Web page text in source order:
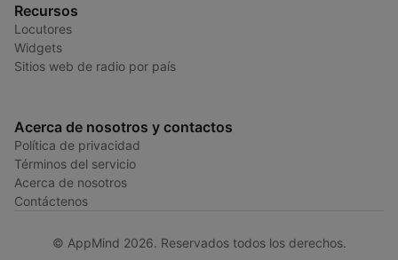
Recursos
Locutores
Widgets
Sitios web de radio por país
Acerca de nosotros y contactos
Política de privacidad
Términos del servicio
Acerca de nosotros
Contáctenos
© AppMind 2026. Reservados todos los derechos.